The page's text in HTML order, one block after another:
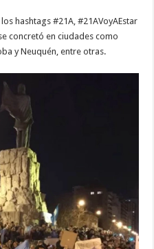
hashtags #21A, #21AVoyAEstar
concretó en ciudades como
y Neuquén, entre otras.